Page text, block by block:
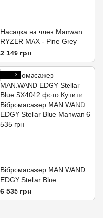
Насадка на член Manwan
RYZER MAX - Pine Grey
2 149 грн
3
Вібромасажер MAN.WAND
EDGY Stellar Blue
6 535 грн